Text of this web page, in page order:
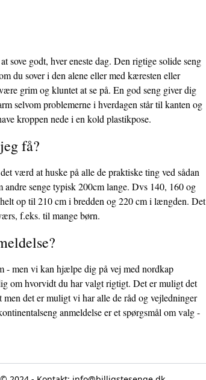
sove godt, hver eneste dag. Den rigtige solide seng
du sover i den alene eller med kæresten eller
grim og kluntet at se på. En god seng giver dig
selvom problemerne i hverdagen står til kanten og
kroppen nede i en kold plastikpose.
få?
værd at huske på alle de praktiske ting ved sådan
senge typisk 200cm lange. Dvs 140, 160 og
op til 210 cm i bredden og 220 cm i længden. Det
f.eks. til mange børn.
- men vi kan hjælpe dig på vej med nordkap
om hvorvidt du har valgt rigtigt. Det er muligt det
det er muligt vi har alle de råd og vejledninger
anmeldelse er et spørgsmål om valg -